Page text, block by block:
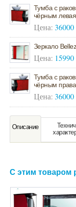
Тумба с
чёрным левая
Цена: 36000
Зеркало
Цена: 15990
Тумба с
чёрным
Цена: 36000
Oписание
С этим товаром